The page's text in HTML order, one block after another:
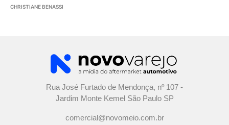
CHRISTIANE BENASSI
Rua José Furtado de Mendonça, nº 107 -
Jardim Monte Kemel São Paulo SP
comercial@novomeio.com.br